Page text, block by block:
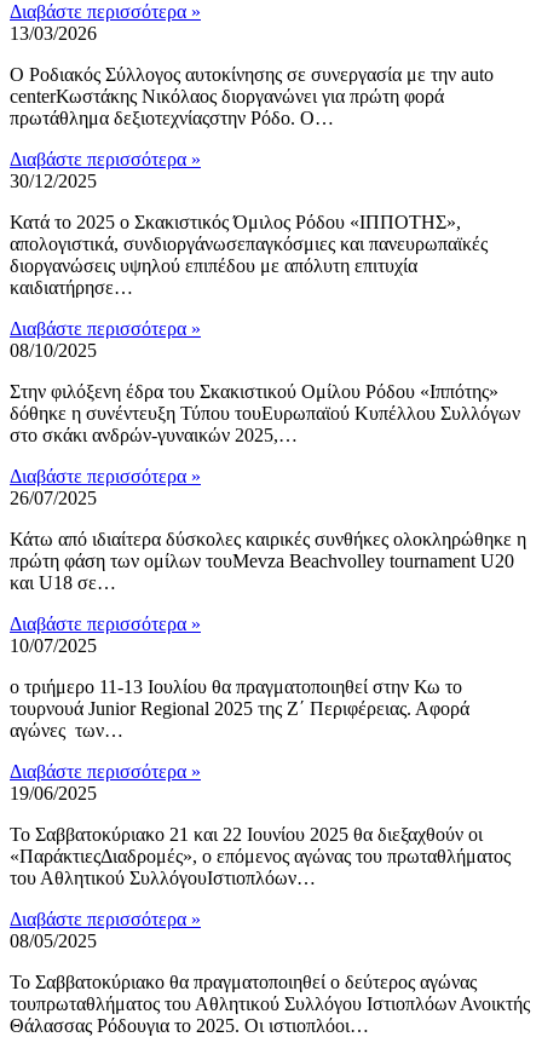
Διαβάστε περισσότερα »
13/03/2026
Ο Ροδιακός Σύλλογος αυτοκίνησης σε συνεργασία με την auto
centerΚωστάκης Νικόλαος διοργανώνει για πρώτη φορά
πρωτάθλημα δεξιοτεχνίαςστην Ρόδο. Ο…
Διαβάστε περισσότερα »
30/12/2025
Κατά το 2025 ο Σκακιστικός Όμιλος Ρόδου «ΙΠΠΟΤΗΣ»,
απολογιστικά, συνδιοργάνωσεπαγκόσμιες και πανευρωπαϊκές
διοργανώσεις υψηλού επιπέδου με απόλυτη επιτυχία
καιδιατήρησε…
Διαβάστε περισσότερα »
08/10/2025
Στην φιλόξενη έδρα του Σκακιστικού Ομίλου Ρόδου «Ιππότης»
δόθηκε η συνέντευξη Τύπου τουΕυρωπαϊού Κυπέλλου Συλλόγων
στο σκάκι ανδρών-γυναικών 2025,…
Διαβάστε περισσότερα »
26/07/2025
Κάτω από ιδιαίτερα δύσκολες καιρικές συνθήκες ολοκληρώθηκε η
πρώτη φάση των ομίλων τουMevza Beachvolley tournament U20
και U18 σε…
Διαβάστε περισσότερα »
10/07/2025
ο τριήμερο 11-13 Ιουλίου θα πραγματοποιηθεί στην Κω το
τουρνουά Junior Regional 2025 της Ζ΄ Περιφέρειας. Αφορά
αγώνες των…
Διαβάστε περισσότερα »
19/06/2025
Το Σαββατοκύριακο 21 και 22 Ιουνίου 2025 θα διεξαχθούν οι
«ΠαράκτιεςΔιαδρομές», ο επόμενος αγώνας του πρωταθλήματος
του Αθλητικού ΣυλλόγουΙστιοπλόων…
Διαβάστε περισσότερα »
08/05/2025
Το Σαββατοκύριακο θα πραγματοποιηθεί ο δεύτερος αγώνας
τουπρωταθλήματος του Αθλητικού Συλλόγου Ιστιοπλόων Ανοικτής
Θάλασσας Ρόδουγια το 2025. Οι ιστιοπλόοι…